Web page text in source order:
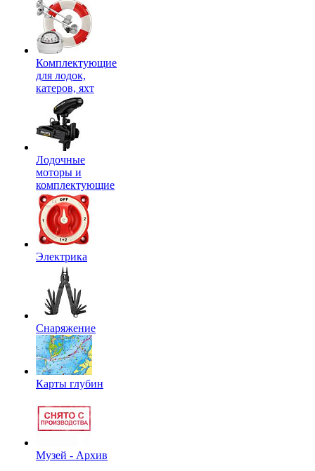
Комплектующие
для лодок,
катеров, яхт
Лодочные
моторы и
комплектующие
Электрика
Снаряжение
Карты глубин
Музей - Архив